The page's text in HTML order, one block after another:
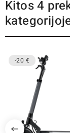
Kitos 4
-20 €